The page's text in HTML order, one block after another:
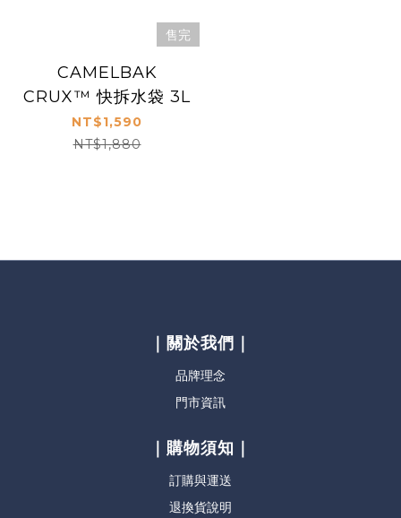
售完
CAMELBAK
CRUX™ 快拆水袋 3L
NT$1,590
NT$1,880
｜關於我們｜
品牌理念
門市資訊
｜購物須知｜
訂購與運送
退換貨說明